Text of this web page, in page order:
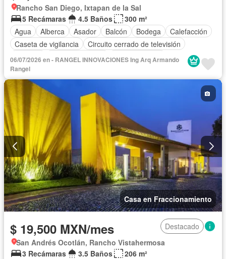
Rancho San Diego, Ixtapan de la Sal
5 Recámaras
4.5 Baños
300 m²
Agua
Alberca Asador Balcón Bodega
Calefacción
Caseta de vigilancia
Circuito cerrado de televisión
Cisterna
Cocina equipada
Cocina integral
Cuarto de Limpieza
Electricidad
Estacionamiento
Internet Jacuzzi
Jardín
Recámara con closet
Seguridad
Terraza
Vista panorámica Wifi
Permite mascotas
Permite niños
Solo familias
Completamente amueblado
06/07/2026 en - RANGEL INNOVACIONES Ing Arq Armando
Rangel
Casa en Fraccionamiento
$ 19,500 MXN/mes
Destacado
San Andrés Ocotlán, Rancho Vistahermosa
3 Recámaras
3.5 Baños
206 m²